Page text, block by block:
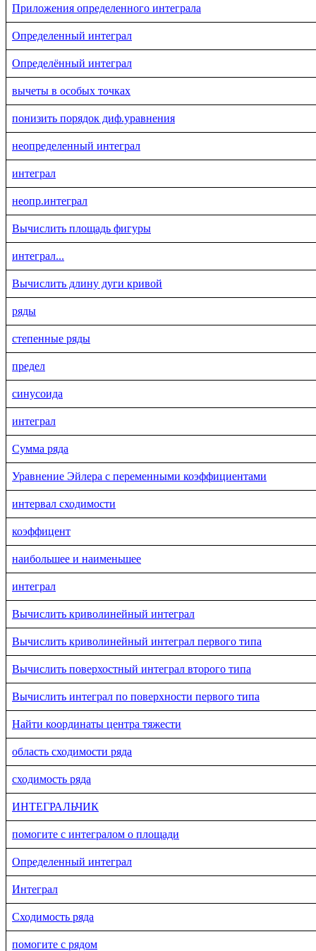
Приложения определенного интеграла
Определенный интеграл
Определённый интеграл
вычеты в особых точках
понизить порядок диф.уравнения
неопределенный интеграл
интеграл
неопр.интеграл
Вычислить площадь фигуры
интеграл...
Вычислить длину дуги кривой
ряды
степенные ряды
предел
синусоида
интеграл
Сумма ряда
Уравнение Эйлера с переменными коэффициентами
интервал сходимости
коэффицент
наибольшее и наименьшее
интеграл
Вычислить криволинейный интеграл
Вычислить криволинейный интеграл первого типа
Вычислить поверхостный интеграл второго типа
Вычислить интеграл по поверхности первого типа
Найти координаты центра тяжести
область сходимости ряда
сходимость ряда
ИНТЕГРАЛЬЧИК
помогите с интегралом о площади
Определенный интеграл
Интеграл
Сходимость ряда
помогите с рядом